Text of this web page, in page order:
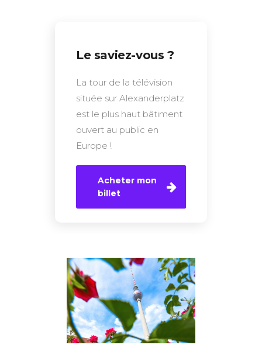
Le saviez-vous ?
La tour de la télévision
située sur Alexanderplatz
est le plus haut bâtiment
ouvert au public en
Europe !
Acheter mon
billet